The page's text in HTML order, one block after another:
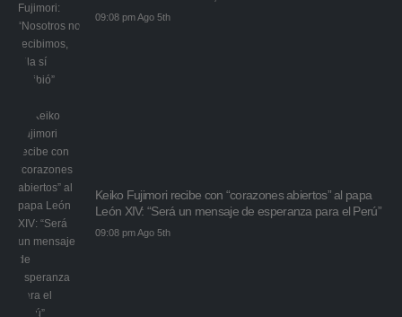
09:08 pm Ago 5th
Keiko Fujimori recibe con “corazones abiertos” al papa
León XIV: “Será un mensaje de esperanza para el Perú”
09:08 pm Ago 5th